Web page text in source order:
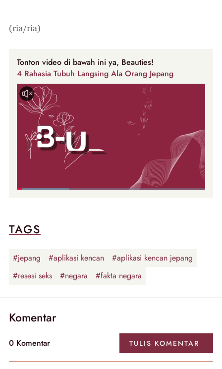
(ria/ria)
Tonton video di bawah ini ya, Beauties!
4 Rahasia Tubuh Langsing Ala Orang Jepang
TAGS
#jepang #aplikasi kencan
#aplikasi kencan jepang
#resesi seks
#negara #fakta negara
Komentar
0 Komentar TULIS KOMENTAR